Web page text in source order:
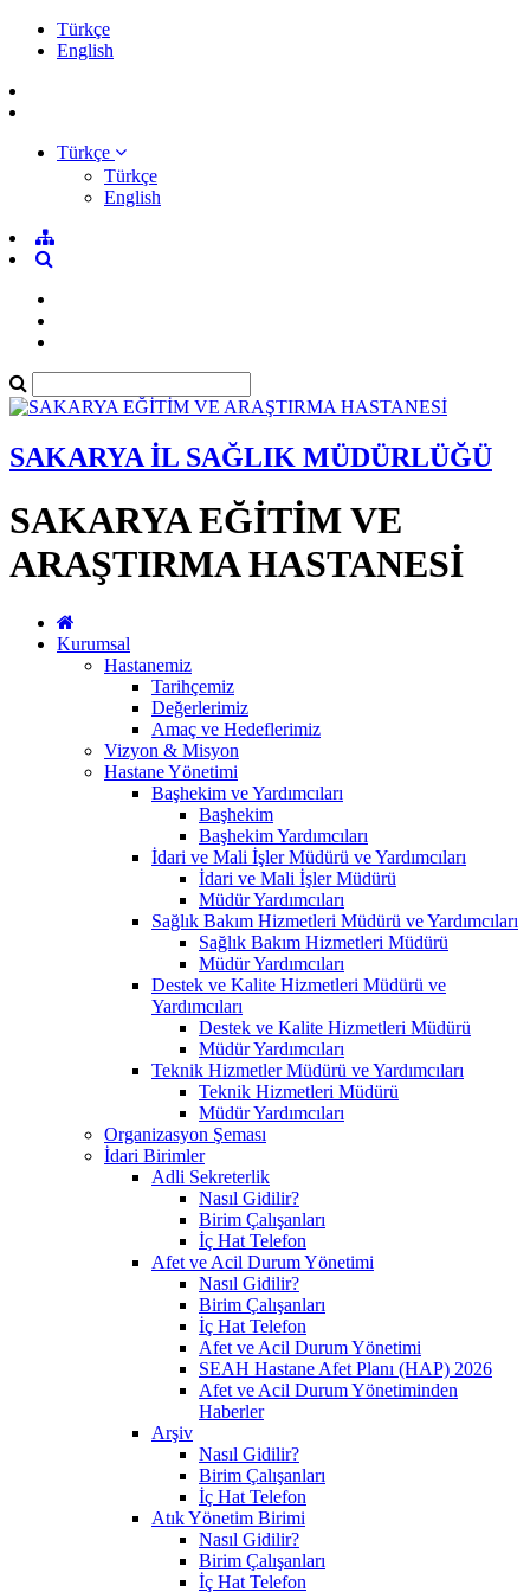
Türkçe
English
Türkçe
Türkçe
English
SAKARYA İL SAĞLIK MÜDÜRLÜĞÜ
SAKARYA EĞİTİM VE
ARAŞTIRMA HASTANESİ
Kurumsal
Hastanemiz
Tarihçemiz
Değerlerimiz
Amaç ve Hedeflerimiz
Vizyon & Misyon
Hastane Yönetimi
Başhekim ve Yardımcıları
Başhekim
Başhekim Yardımcıları
İdari ve Mali İşler Müdürü ve Yardımcıları
İdari ve Mali İşler Müdürü
Müdür Yardımcıları
Sağlık Bakım Hizmetleri Müdürü ve Yardımcıları
Sağlık Bakım Hizmetleri Müdürü
Müdür Yardımcıları
Destek ve Kalite Hizmetleri Müdürü ve
Yardımcıları
Destek ve Kalite Hizmetleri Müdürü
Müdür Yardımcıları
Teknik Hizmetler Müdürü ve Yardımcıları
Teknik Hizmetleri Müdürü
Müdür Yardımcıları
Organizasyon Şeması
İdari Birimler
Adli Sekreterlik
Nasıl Gidilir?
Birim Çalışanları
İç Hat Telefon
Afet ve Acil Durum Yönetimi
Nasıl Gidilir?
Birim Çalışanları
İç Hat Telefon
Afet ve Acil Durum Yönetimi
SEAH Hastane Afet Planı (HAP) 2026
Afet ve Acil Durum Yönetiminden
Haberler
Arşiv
Nasıl Gidilir?
Birim Çalışanları
İç Hat Telefon
Atık Yönetim Birimi
Nasıl Gidilir?
Birim Çalışanları
İç Hat Telefon